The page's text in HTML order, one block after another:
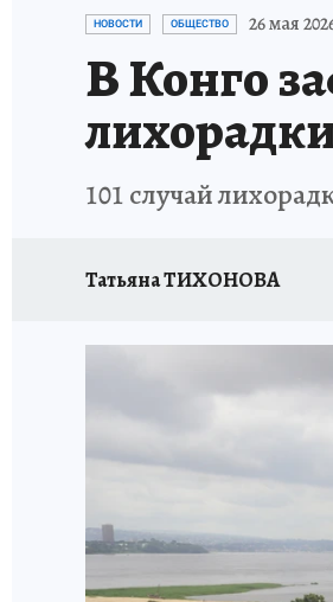
ЗАПОВЕДНАЯ
НОВОСТИ ОБЩЕСТВО 26 мая
В Конго
101 случай
Татьяна ТИХОНОВА